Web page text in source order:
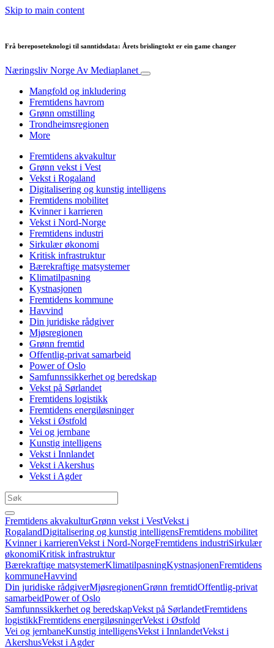
Skip to main content
Frå bereposeteknologi til sanntidsdata: Årets brislingtokt er ein game changer
Næringsliv Norge Av Mediaplanet
Mangfold og inkludering
Fremtidens havrom
Grønn omstilling
Trondheimsregionen
More
Fremtidens akvakultur
Grønn vekst i Vest
Vekst i Rogaland
Digitalisering og kunstig intelligens
Fremtidens mobilitet
Kvinner i karrieren
Vekst i Nord-Norge
Fremtidens industri
Sirkulær økonomi
Kritisk infrastruktur
Bærekraftige matsystemer
Klimatilpasning
Kystnasjonen
Fremtidens kommune
Havvind
Din juridiske rådgiver
Mjøsregionen
Grønn fremtid
Offentlig-privat samarbeid
Power of Oslo
Samfunnssikkerhet og beredskap
Vekst på Sørlandet
Fremtidens logistikk
Fremtidens energiløsninger
Vekst i Østfold
Vei og jernbane
Kunstig intelligens
Vekst i Innlandet
Vekst i Akershus
Vekst i Agder
Fremtidens akvakulturGrønn vekst i VestVekst i
RogalandDigitalisering og kunstig intelligensFremtidens mobilitet
Kvinner i karrierenVekst i Nord-NorgeFremtidens industriSirkulær
økonomiKritisk infrastruktur
Bærekraftige matsystemerKlimatilpasningKystnasjonenFremtidens
kommuneHavvind
Din juridiske rådgiverMjøsregionenGrønn fremtidOffentlig-privat
samarbeidPower of Oslo
Samfunnssikkerhet og beredskapVekst på SørlandetFremtidens
logistikkFremtidens energiløsningerVekst i Østfold
Vei og jernbaneKunstig intelligensVekst i InnlandetVekst i
AkershusVekst i Agder